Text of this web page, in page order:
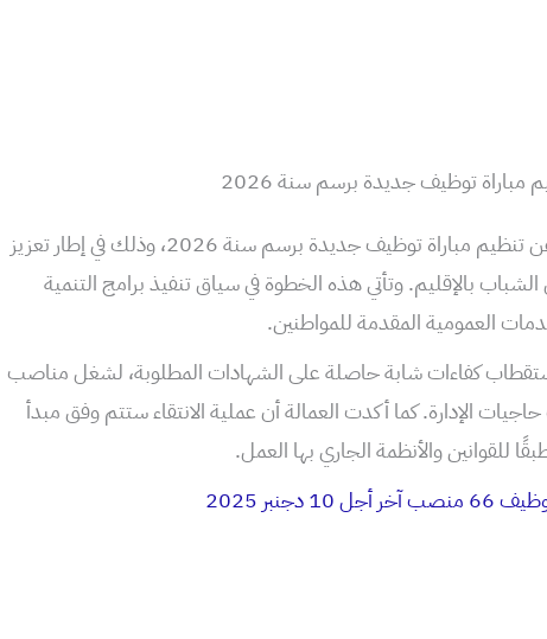
توظيف جديدة برسم سنة 2026
أعلنت عمالة إقليم مراكش عن تنظيم مباراة توظيف جديدة برسم سنة 2026، وذلك في إطار تعزيز
بالإقليم. وتأتي هذه الخطوة في سياق تنفيذ برامج التنمية
العمومية المقدمة للمواطنين.
كفاءات شابة حاصلة على الشهادات المطلوبة، لشغل مناصب
الإدارة. كما أكدت العمالة أن عملية الانتقاء ستتم وفق مبدأ
للقوانين والأنظمة الجاري بها العمل.
2025